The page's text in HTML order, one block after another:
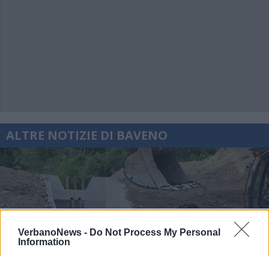
VerbanoNews - Do Not Process My Personal
Information
ALTRE NOTIZIE DI BAVENO